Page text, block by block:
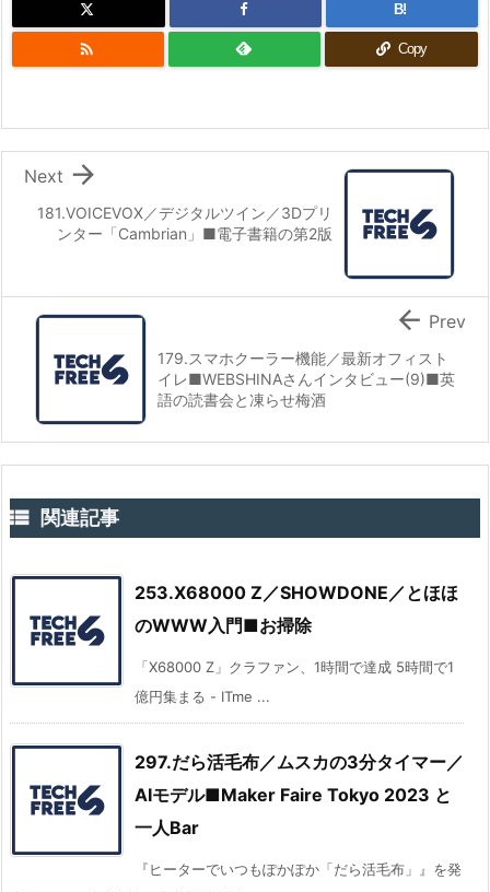
B!
 Copy
181.VOICEVOX／デジタルツイン／3Dプリ
ンター「Cambrian」■電子書籍の第2版

Next
179.スマホクーラー機能／最新オフィスト
イレ■WEBSHINAさんインタビュー(9)■英
語の読書会と凍らせ梅酒
 Prev
 関連記事
253.X68000 Z／SHOWDONE／とほほ
のWWW入門■お掃除
「X68000 Z」クラファン、1時間で達成 5時間で1
億円集まる - ITme ...
297.だら活毛布／ムスカの3分タイマー／
AIモデル■Maker Faire Tokyo 2023 と
一人Bar
『ヒーターでいつもぽかぽか「だら活毛布」』を発